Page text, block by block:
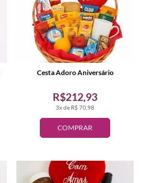
COMPRAR
3x de R$ 70,98
R$212,93
Cesta Adoro Aniversário